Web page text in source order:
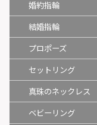
婚約指輪
結婚指輪
プロポーズ
セットリング
真珠のネックレス
ベビーリング